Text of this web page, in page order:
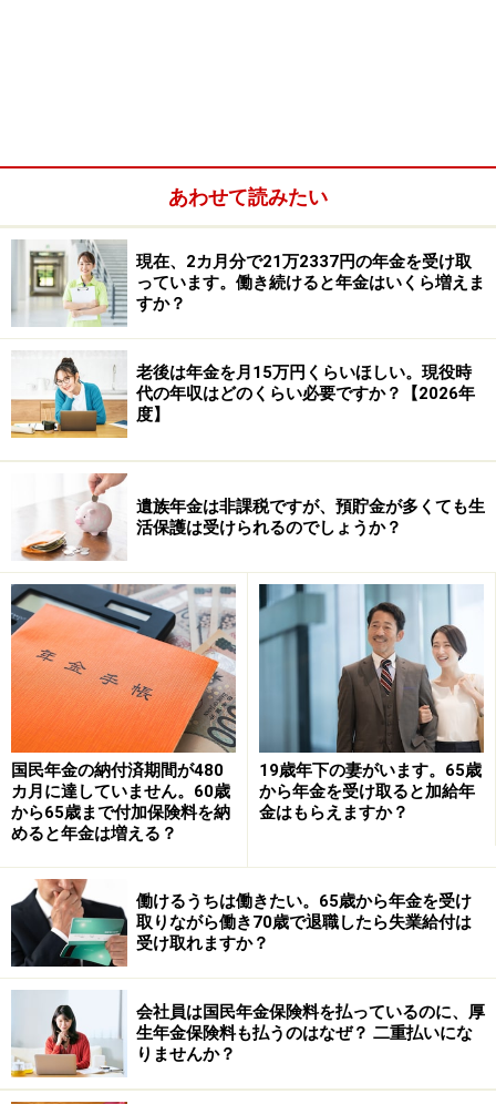
しんさんのように、64歳10カ月時点で膀胱全摘手術を受
け、障害等級3級に該当する見込みがある場合、病院で
初診日証明や診断書を作成してもらえるのであれば、ま
ずは障害厚生年金の申請を検討する方法があります。
障害厚生年金は、障害認定日の時点で受給権が発生しま
す。今回のケースでは、65歳になるまで障害厚生年金を
受け取り、その後、65歳以降は「障害厚生年金」と「老
齢基礎年金・老齢厚生年金」のどちらが有利か比較して
選択する形になります。
一方で注意したいのは、障害厚生年金の「受給権」が発
生すると、その後は老齢年金の繰り下げ受給ができなく
なる点です。そのため、障害厚生年金を請求して実際に
受け取るかどうかにかかわらず、障害等級3級に該当
し、受給権が発生した時点で、66歳以降の老齢年金の繰
り下げは選べなくなります。
繰り下げ受給をすると、繰り下げ月数に応じて1カ月に
つき0.7％ずつ年金額が増額されます。66歳まで1年間繰
り下げると約8.4％増額される計算です。
ただし、繰り下げ受給は、長生きした場合に受取総額が
あわせて読みたい
現在、2カ月分で21万2337円の年金を受け取
っています。働き続けると年金はいくら増えま
すか？
老後は年金を月15万円くらいほしい。現役時
代の年収はどのくらい必要ですか？【2026年
度】
遺族年金は非課税ですが、預貯金が多くても生
活保護は受けられるのでしょうか？
国民年金の納付済期間が480
カ月に達していません。60歳
から65歳まで付加保険料を納
めると年金は増える？
19歳年下の妻がいます。65歳
から年金を受け取ると加給年
金はもらえますか？
働けるうちは働きたい。65歳から年金を受け
取りながら働き70歳で退職したら失業給付は
受け取れますか？
会社員は国民年金保険料を払っているのに、厚
生年金保険料も払うのはなぜ？ 二重払いにな
りませんか？